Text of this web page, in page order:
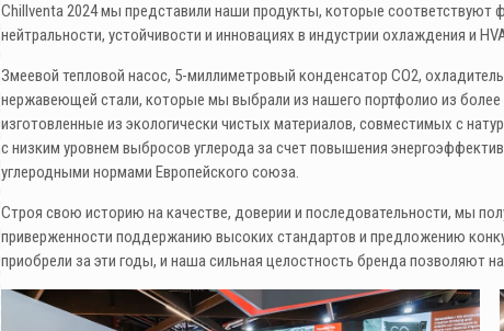
Chillventa 2024 мы представили наши продукты, которые соответствуют
нейтральности, устойчивости и инновациях в индустрии охлаждения и
Змеевой тепловой насос, 5-миллиметровый конденсатор CO2,
нержавеющей стали, которые мы выбрали из нашего портфолио из
изготовленные из экологически чистых материалов, совместимых с
с низким уровнем выбросов углерода за счет повышения
углеродными нормами Европейского союза.
Строя свою историю на качестве, доверии и последовательности, мы
приверженности поддержанию высоких стандартов и предложению
приобрели за эти годы, и наша сильная целостность бренда позволяют